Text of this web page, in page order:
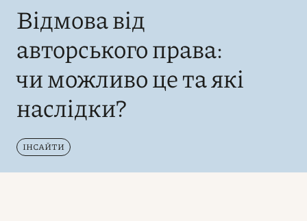
Відмова від
авторського права:
чи можливо це та які
наслідки?
ІНСАЙТИ